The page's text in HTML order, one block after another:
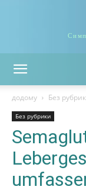
додому Без
Без рубрики